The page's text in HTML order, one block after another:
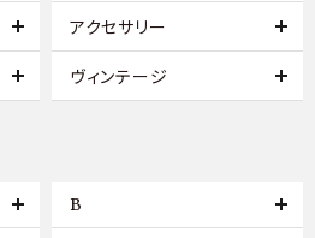
アクセサリー
ヴィンテージ
B